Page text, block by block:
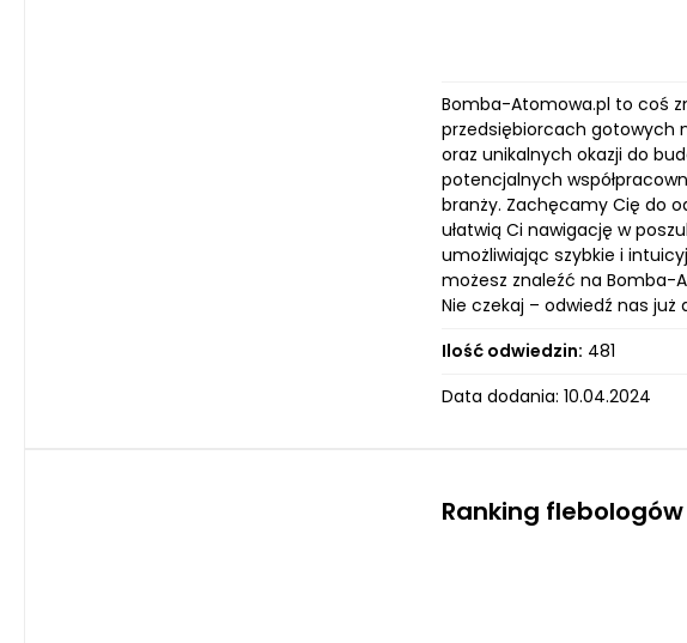
Bomba-Atomowa.pl to coś
przedsiębiorcach gotowych
oraz unikalnych okazji do
potencjalnych
branży. Zachęcamy Cię do
ułatwią Ci nawigację w
umożliwiając szybkie i
możesz znaleźć na Bomba-
Nie czekaj – odwiedź nas
Ilość odwiedzin: 481
Data dodania: 10.04.2024
Ranking flebologów